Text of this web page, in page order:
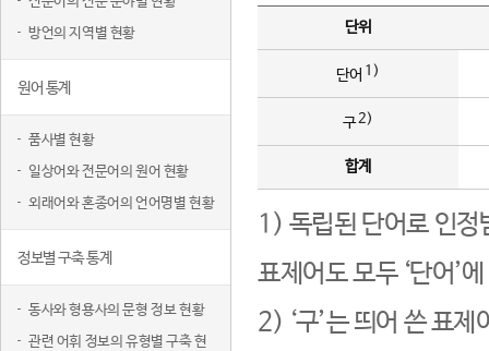
방언의 지역별 현황
원어 통계
품사별 현황
일상어와 전문어의 원어 현황
외래어와 혼종어의 언어명별 현황
정보별 구축 통계
동사와 형용사의 문형 정보 현황
관련 어휘 정보의 유형별 구축 현
단위
단어 1)
구2)
합계
1) 독립된 단어로 인정
표제어도 모두 ‘단어’
2) ‘구’는 띄어 쓴 표